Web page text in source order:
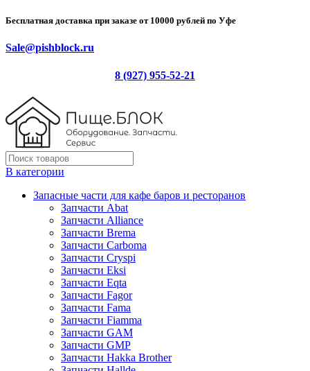
Бесплатная доставка при заказе от 10000 рублей по Уфе
Sale@pishblock.ru
8 (927) 955-52-21
В категории
Запасные части для кафе баров и ресторанов
Запчасти Abat
Запчасти Alliance
Запчасти Brema
Запчасти Carboma
Запчасти Cryspi
Запчасти Eksi
Запчасти Eqta
Запчасти Fagor
Запчасти Fama
Запчасти Fiamma
Запчасти GAM
Запчасти GMP
Запчасти Hakka Brother